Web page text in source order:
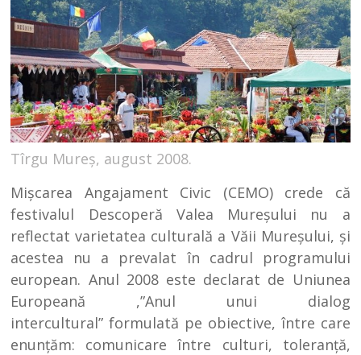
Tîrgu Mureș, august 2008.
Mişcarea Angajament Civic (CEMO) crede că
festivalul Descoperă Valea Mureşului nu a
reflectat varietatea culturală a Văii Mureşului, şi
acestea nu a prevalat în cadrul programului
european. Anul 2008 este declarat de Uniunea
Europeană ,”Anul unui dialog
intercultural” formulată pe obiective, între care
enunţăm: comunicare între culturi, toleranţă,